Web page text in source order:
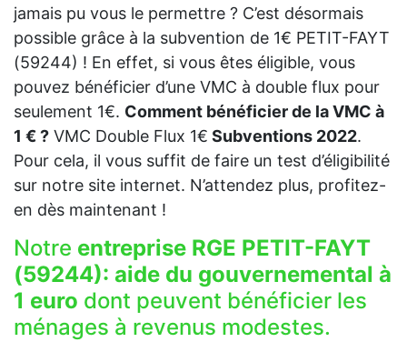
jamais pu vous le permettre ? C’est désormais
possible grâce à la subvention de 1€ PETIT-FAYT
(59244) ! En effet, si vous êtes éligible, vous
pouvez bénéficier d’une VMC à double flux pour
seulement 1€. Comment bénéficier de la VMC à
1 € ? VMC Double Flux 1€ Subventions 2022.
Pour cela, il vous suffit de faire un test d’éligibilité
sur notre site internet. N’attendez plus, profitez-
en dès maintenant !
Notre entreprise RGE PETIT-FAYT
(59244): aide du gouvernemental à
1 euro dont peuvent bénéficier les
ménages à revenus modestes.